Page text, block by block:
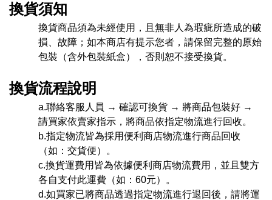
換貨須知
換貨商品須為未經使用，且無非人為瑕疵所造成的破
損 、故障 ；如本商店有提示您者，請保留完整的原始
包裝（含外包裝紙盒），否則恕不接受換貨。
換貨流程說明
a.聯絡客服人員 → 確認可換貨 → 將商品包裝好 →
請買家依賣家指示，將商品依指定物流進行回收。
b.指定物流皆為採用便利商店物流進行商品回收
（如：交貨便）。
c.換貨運費用皆為依據便利商店物流費用，並且雙方
各自支付此運費（如：60元）。
d.如買家已將商品透過指定物流進行退回後，請將運